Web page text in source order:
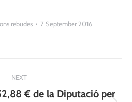
rebudes 7 September 2016
NEXT
€ de la Diputació per